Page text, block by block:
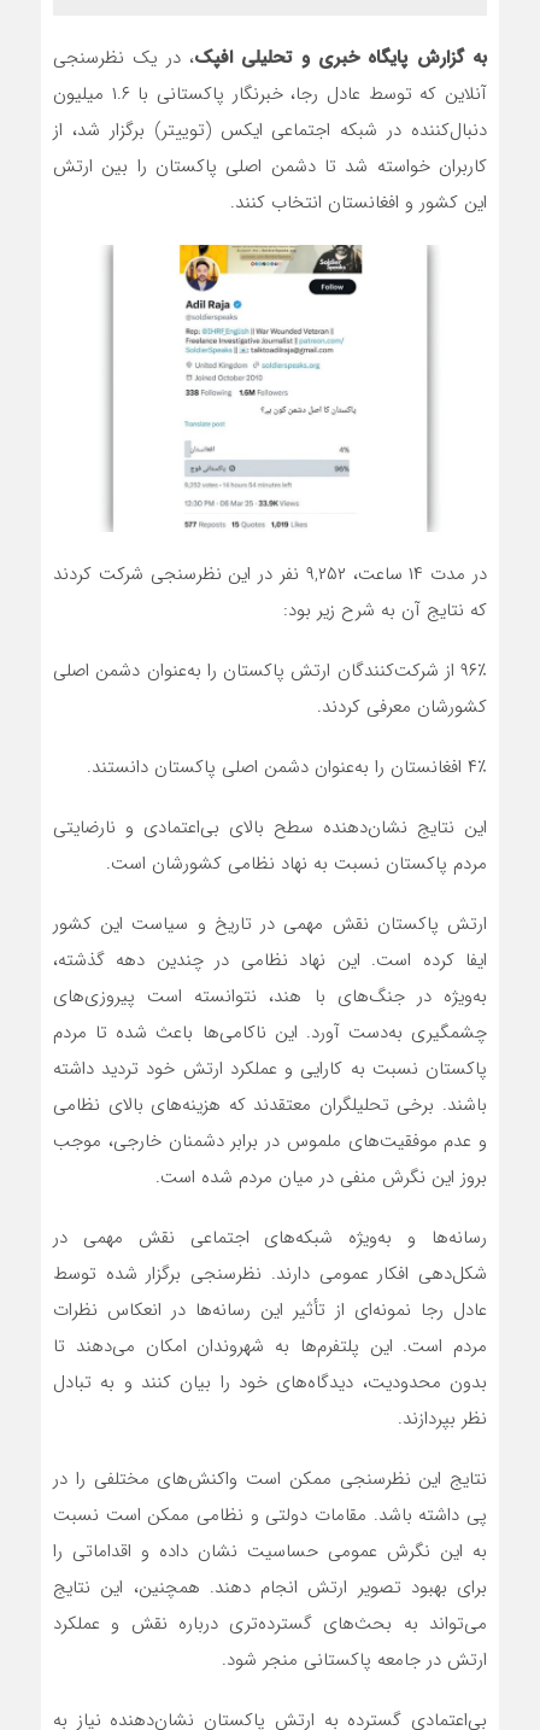
به گزارش پایگاه خبری و تحلیلی افپک، در یک نظرسنجی
آنلاین که توسط عادل رجا، خبرنگار پاکستانی با ۱.۶ میلیون
دنبال‌کننده در شبکه اجتماعی ایکس (توییتر) برگزار شد، از
کاربران خواسته شد تا دشمن اصلی پاکستان را بین ارتش
این کشور و افغانستان انتخاب کنند.
در مدت ۱۴ ساعت، ۹,۲۵۲ نفر در این نظرسنجی شرکت کردند
که نتایج آن به شرح زیر بود:
۹۶٪ از شرکت‌کنندگان ارتش پاکستان را به‌عنوان دشمن اصلی
کشورشان معرفی کردند.
۴٪ افغانستان را به‌عنوان دشمن اصلی پاکستان دانستند.
این نتایج نشان‌دهنده سطح بالای بی‌اعتمادی و نارضایتی
مردم پاکستان نسبت به نهاد نظامی کشورشان است.
ارتش پاکستان نقش مهمی در تاریخ و سیاست این کشور
ایفا کرده است. این نهاد نظامی در چندین دهه گذشته،
به‌ویژه در جنگ‌های با هند، نتوانسته است پیروزی‌های
چشمگیری به‌دست آورد. این ناکامی‌ها باعث شده تا مردم
پاکستان نسبت به کارایی و عملکرد ارتش خود تردید داشته
باشند. برخی تحلیلگران معتقدند که هزینه‌های بالای نظامی
و عدم موفقیت‌های ملموس در برابر دشمنان خارجی، موجب
بروز این نگرش منفی در میان مردم شده است.
رسانه‌ها و به‌ویژه شبکه‌های اجتماعی نقش مهمی در
شکل‌دهی افکار عمومی دارند. نظرسنجی برگزار شده توسط
عادل رجا نمونه‌ای از تأثیر این رسانه‌ها در انعکاس نظرات
مردم است. این پلتفرم‌ها به شهروندان امکان می‌دهند تا
بدون محدودیت، دیدگاه‌های خود را بیان کنند و به تبادل
نظر بپردازند.
نتایج این نظرسنجی ممکن است واکنش‌های مختلفی را در
پی داشته باشد. مقامات دولتی و نظامی ممکن است نسبت
به این نگرش عمومی حساسیت نشان داده و اقداماتی را
برای بهبود تصویر ارتش انجام دهند. همچنین، این نتایج
می‌تواند به بحث‌های گسترده‌تری درباره نقش و عملکرد
ارتش در جامعه پاکستانی منجر شود.
بی‌اعتمادی گسترده به ارتش پاکستان نشان‌دهنده نیاز به